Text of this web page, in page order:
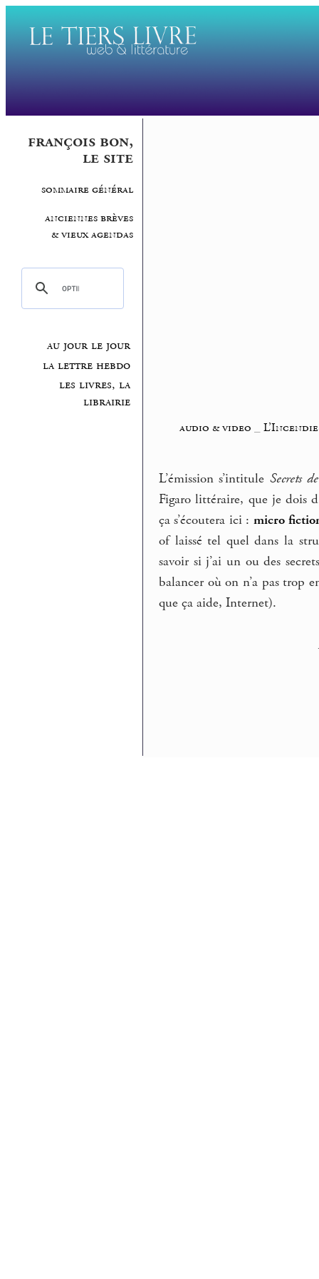
françois bon,
le site
sommaire général
anciennes brèves
& vieux agendas
au jour le jour
la lettre hebdo
les livres, la
librairie
audio & video
L’émission s’intitule Secrets
Figaro littéraire, que je dois
ça s’écoutera ici : micro
of laissé tel quel dans la
savoir si j’ai un ou des
balancer où on n’a pas trop
que ça aide, Internet).